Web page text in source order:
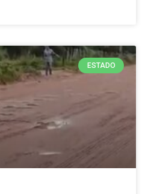
ESTADO